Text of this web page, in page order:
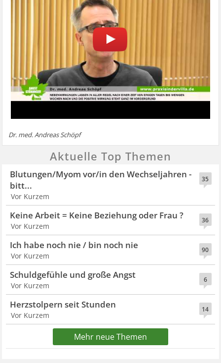
Dr. med. Andreas Schöpf
Aktuelle Top Themen
35
Blutungen/Myom vor/in den Wechseljahren -
bitt...
Vor Kurzem
36
Keine Arbeit = Keine Beziehung oder Frau ?
Vor Kurzem
90
Ich habe noch nie / bin noch nie
Vor Kurzem
6
Schuldgefühle und große Angst
Vor Kurzem
14
Herzstolpern seit Stunden
Vor Kurzem
Mehr neue Themen